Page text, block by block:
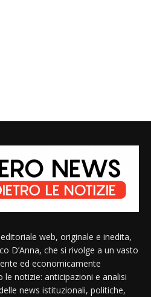
web, originale e inedita,
D’Anna, che si rivolge a un vasto
ed economicamente
notizie: anticipazioni e analisi
news istituzionali, politiche,